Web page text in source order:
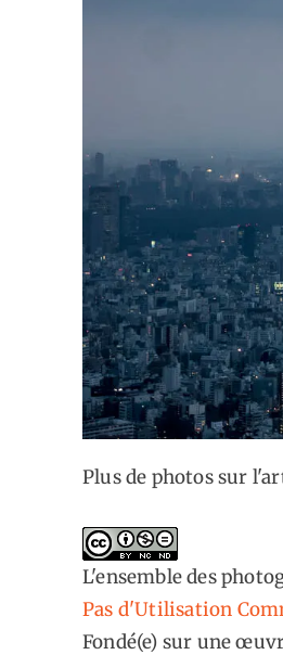
Plus de photos sur
L'ensemble des
Pas d'Utilisation
Fondé(e) sur une